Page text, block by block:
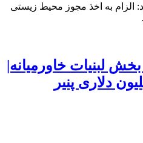
الزام به اخذ مجوز محیط زیستی
لبنیات خاورمیانه|
بازار ۲۰۵۴۲میلیون دلاری پنیر